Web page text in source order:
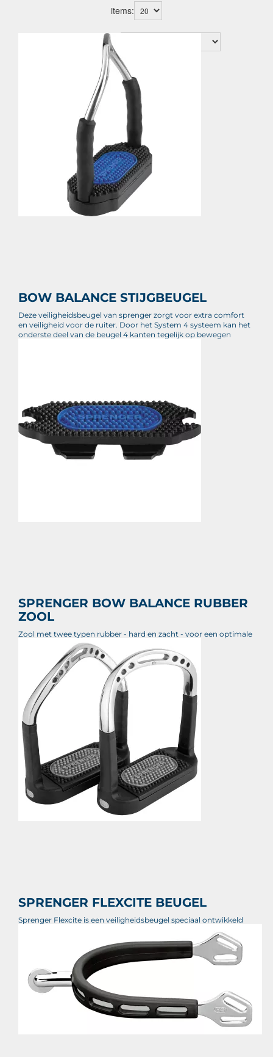
items:
Sorteer op:
BOW BALANCE STIJGBEUGEL
Deze veiligheidsbeugel van sprenger zorgt voor extra comfort
en veiligheid voor de ruiter. Door het System 4 systeem kan het
onderste deel van de beugel 4 kanten tegelijk op bewegen
SPRENGER BOW BALANCE RUBBER
ZOOL
Zool met twee typen rubber - hard en zacht - voor een optimale
Prijs per stuk

SPRENGER FLEXCITE BEUGEL
Sprenger Flexcite is een veiligheidsbeugel speciaal ontwikkeld
